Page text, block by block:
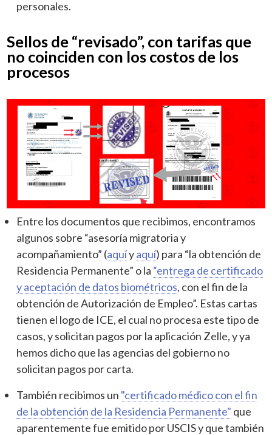
personales.
Sellos de “revisado”, con tarifas que
no coinciden con los costos de los
procesos
Entre los documentos que recibimos, encontramos
algunos sobre “asesoría migratoria y
acompañamiento” (aquíyaquí) para “la obtención de
Residencia Permanente” o la “entrega de certificado
y aceptación de datos biométricos, con el fin de la
obtención de Autorización de Empleo”. Estas cartas
tienen el logo de ICE, el cual no procesa este tipo de
casos, y solicitan pagos por la aplicación Zelle, y ya
hemos dicho que las agencias del gobierno no
solicitan pagos por carta.
También recibimos un "certificado médico con el fin
de la obtención de la Residencia Permanente" que
aparentemente fue emitido por USCIS y que también